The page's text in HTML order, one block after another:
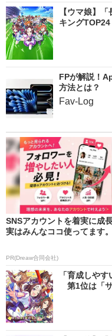
【ウマ娘】
キング
FPが解説！
方法とは？
Fav-Log
SNSアカウントを着実に成長
実はみんなココ使ってます。
PR(Dreaw合同会社)
「育成しや
第1位は「